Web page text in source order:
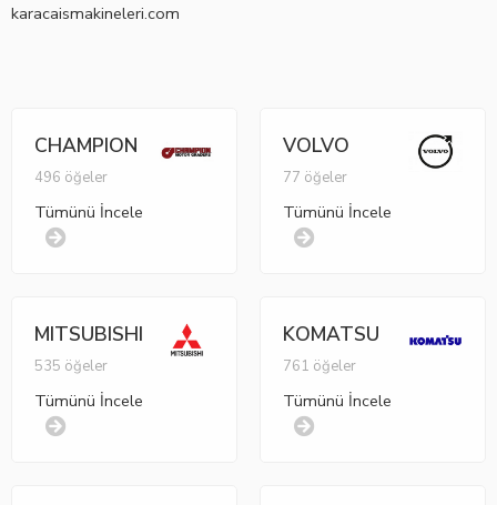
karacaismakineleri.com
CHAMPION
496 öğeler
Tümünü İncele
VOLVO
77 öğeler
Tümünü İncele
MITSUBISHI
535 öğeler
Tümünü İncele
KOMATSU
761 öğeler
Tümünü İncele